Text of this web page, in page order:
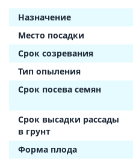
Назначение
Место посадки
Срок созревания
Тип опыления
Срок посева семян
Срок высадки рассады
в грунт
Форма плода